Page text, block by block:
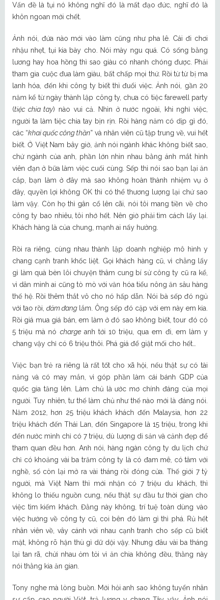
Vấn đề là tụi nó không nghĩ đó là mất đạo đức, nghĩ đó là
khôn ngoan mới chết.
Ảnh nói, đứa nào mới vào làm cũng như pha lê. Cái đi chơi
nhậu nhẹt, tụi kia bày cho. Nói mày ngu quá. Có sống bằng
lương hay hoa hồng thì sao giàu có nhanh chóng được. Phải
tham gia cuộc đua làm giàu, bất chấp mọi thứ. Rồi từ từ bị ma
lanh hóa, đến khi công ty biết thì đuổi việc. Ảnh nói, gần 20
năm kể từ ngày thành lập công ty, chưa có tiệc farewell party
(tiệc chia tay) nào vui cả. Nhìn ở nước ngoài, khi nghỉ việc,
người ta làm tiệc chia tay bịn rịn. Rồi hàng năm có dịp gì đó,
các “khai quốc công thần” và nhân viên cũ tập trung về, vui hết
biết. Ở Việt Nam bây giờ, ảnh nói ngành khác không biết sao,
chứ ngành của anh, phần lớn nhìn nhau bằng ánh mắt hình
viên đạn ở bữa làm việc cuối cùng. Sếp thì nói sao bạn lại ăn
cắp, bạn làm ở đây mà sao không hoàn thành nhiệm vụ ở
đây, quyền lợi không OK thì có thể thương lượng lại chứ sao
làm vậy. Còn họ thì gân cổ lên cãi, nói tôi mang tiền về cho
công ty bao nhiêu, tôi nhớ hết. Nên giờ phải tìm cách lấy lại.
Khách hàng là của chung, mạnh ai nấy hưởng.
Rồi ra riêng, cùng nhau thành lập doanh nghiệp mô hình y
chang cạnh tranh khốc liệt. Gọi khách hàng cũ, vì chẳng lấy
gì làm quà bèn lôi chuyện thâm cung bí sử công ty cũ ra kể,
vì dân mình ai cũng tò mò với văn hóa tiểu nông ăn sâu hàng
thế hệ. Rồi thêm thắt vô cho nó hấp dẫn. Nói bà sếp đó ngủ
với tao rồi, đảm đang lắm. Ông sếp đó cặp với em này em kia.
Rồi giá mua giá bán, em làm ở đó sao không biết, tour đó có
5 triệu mà nó chargeanh tới 10 triệu, qua em đi, em làm y
chang vậy chỉ có 6 triệu thôi. Phá giá để giật mối cho hết…
Việc bạn trẻ ra riêng là rất tốt cho xã hội, nếu thật sự có tài
năng và có may mắn, vì góp phần làm cái bánh GDP của
quốc gia tăng lên. Làm chủ là ước mơ chính đáng của mọi
người. Tuy nhiên, tư thế làm chủ như thế nào mới là đáng nói.
Năm 2012, hơn 25 triệu khách khách đến Malaysia, hơn 22
triệu khách đến Thái Lan, đến Singapore là 15 triệu, trong khi
đến nước mình chỉ có 7 triệu, dù lượng di sản và cảnh đẹp để
tham quan đều hơn. Anh nói, hàng ngàn công ty du lịch chứ
chỉ có khoảng vài ba trăm công ty là có đam mê, có tâm với
nghề, số còn lại mở ra vài tháng rồi đóng cửa. Thế giới 7 tỷ
người, mà Việt Nam thì mới nhận có 7 triệu du khách, thì
không lo thiếu nguồn cung, nếu thật sự đầu tư thời gian cho
việc tìm kiếm khách. Đằng này không, trí tuệ toàn dùng vào
việc hướng về công ty cũ, coi bên đó làm gì thì phá. Rủ hết
nhân viên về, vây cánh với nhau cạnh tranh cho sếp cũ biết
mặt, không rõ hận thù gì dữ dội vậy. Nhưng đâu vài ba tháng
lại tan rã, chửi nhau ỏm tỏi vì ăn chia không đều, thằng này
nói thằng kia ăn gian.
Tony nghe mà lòng buồn. Mới hỏi anh sao không tuyển nhân